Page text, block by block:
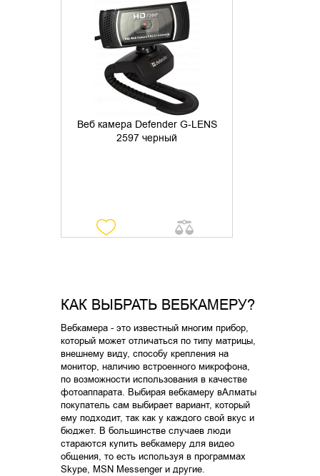
Веб камера Defender G-LENS
2597 черный
УТОЧНИТЬ НАЛИЧИЕ
КАК ВЫБРАТЬ ВЕБКАМЕРУ?
Вебкамера - это известный многим прибор,
который может отличаться по типу матрицы,
внешнему виду, способу крепления на
монитор, наличию встроенного микрофона,
по возможности использования в качестве
фотоаппарата. Выбирая вебкамеру вАлматы
покупатель сам выбирает вариант, который
ему подходит, так как у каждого свой вкус и
бюджет. В большинстве случаев люди
стараются купить вебкамеру для видео
общения, то есть используя в программах
Skype, MSN Messenger и другие.